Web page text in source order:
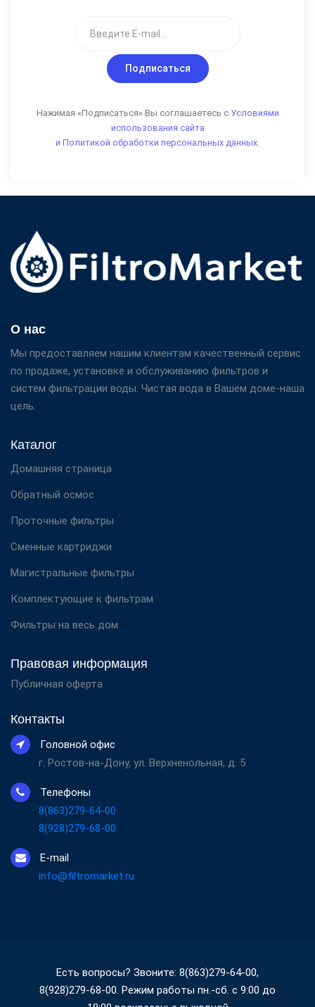
Подписаться
Нажимая «Подписаться» Вы соглашаетесь с Условиями
использования сайта
и Политикой обработки персональных данных.
О нас
Мы предоставляем нашим клиентам качественный сервис
по продаже, установке и обслуживанию фильтров и
систем фильтрации воды. Чистая вода в Вашем доме-наша
цель.
Каталог
Домашняя страница
Обратный осмос
Проточные фильтры
Сменные картриджи
Магистральные фильтры
Комплектующие к фильтрам
Фильтры на весь дом
Правовая информация
Публичная оферта
Контакты
Головной офис
г. Ростов-на-Дону, ул. Верхненольная, д. 5
Телефоны
8(863)279-64-00
8(928)279-68-00
E-mail
info@filtromarket.ru
Есть вопросы? Звоните: 8(863)279-64-00,
8(928)279-68-00. Режим работы пн.-сб. с 9:00 до